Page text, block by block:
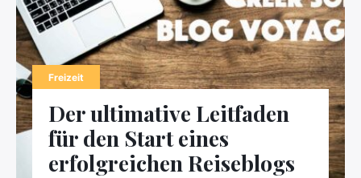
Freizeit
Der ultimative Leitfaden
für den Start eines
erfolgreichen Reiseblogs